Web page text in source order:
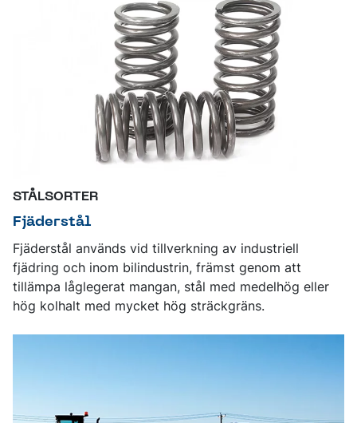
STÅLSORTER
Fjäderstål
Fjäderstål används vid tillverkning av industriell
fjädring och inom bilindustrin, främst genom att
tillämpa låglegerat mangan, stål med medelhög eller
hög kolhalt med mycket hög sträckgräns.